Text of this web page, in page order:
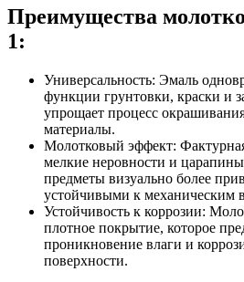
Преимущества
1:
Универсальность: Эмаль
функции грунтовки, краски и
упрощает процесс
материалы.
Молотковый эффект:
мелкие неровности и
предметы визуально более
устойчивыми к механическим
Устойчивость к коррозии:
плотное покрытие, которое
проникновение влаги и
поверхности.